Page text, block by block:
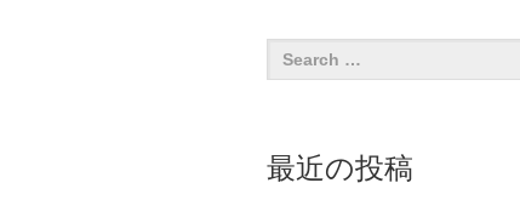
最近の投稿